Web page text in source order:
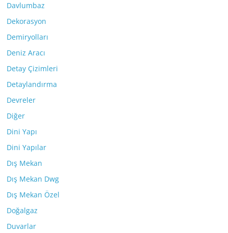
Davlumbaz
Dekorasyon
Demiryolları
Deniz Aracı
Detay Çizimleri
Detaylandırma
Devreler
Diğer
Dini Yapı
Dini Yapılar
Dış Mekan
Dış Mekan Dwg
Dış Mekan Özel
Doğalgaz
Duvarlar